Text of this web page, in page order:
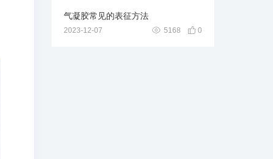
气凝胶常见的表征方法
2023-12-07 0
5168